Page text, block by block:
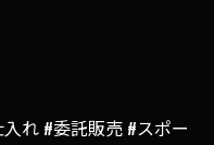
れ #委託販売 #スポー